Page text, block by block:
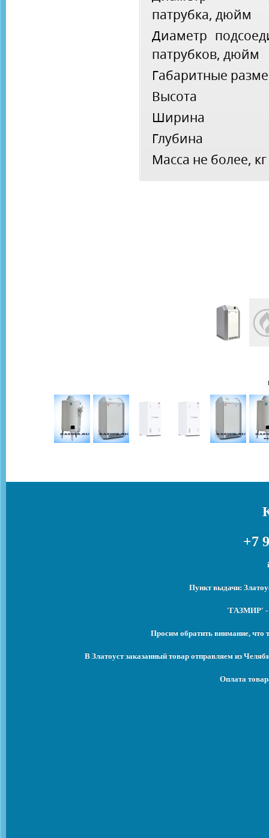
патрубка, дюйм
Диаметр
патрубков, дюйм
Габаритные
Высота
Ширина
Глубина
Масса не более, кг
+7
Пункт выдачи:
'ГАЗМИР' -
Просим обратить внимание, что
В Златоуст заказанный товар отправляем из
Оплата